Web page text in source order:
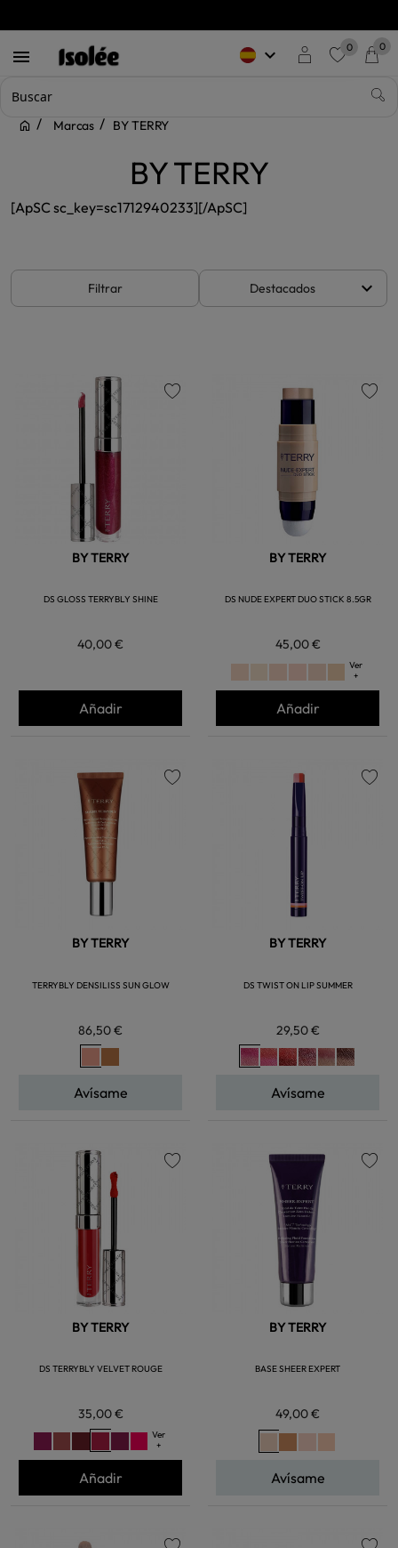
 keyboard_arrow_down 0 0
Marcas BY TERRY
BY TERRY
[ApSC sc_key=sc1712940233][/ApSC]
Filtrar Destacados keyboard_arrow_down
BY TERRY
DS GLOSS TERRYBLY SHINE
40,00 €
Añadir
BY TERRY
DS NUDE EXPERT DUO STICK 8.5GR
45,00 €
Ver
+
Añadir
BY TERRY
TERRYBLY DENSILISS SUN GLOW
86,50 €
Avísame
BY TERRY
DS TWIST ON LIP SUMMER
29,50 €
Avísame
BY TERRY
DS TERRYBLY VELVET ROUGE
35,00 €
Ver
+
Añadir
BY TERRY
BASE SHEER EXPERT
49,00 €
Avísame